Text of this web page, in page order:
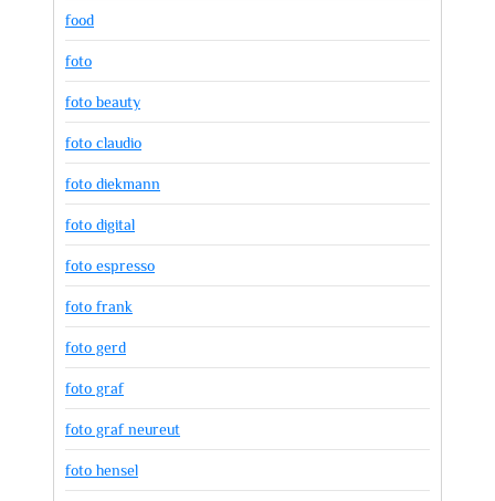
food
foto
foto beauty
foto claudio
foto diekmann
foto digital
foto espresso
foto frank
foto gerd
foto graf
foto graf neureut
foto hensel